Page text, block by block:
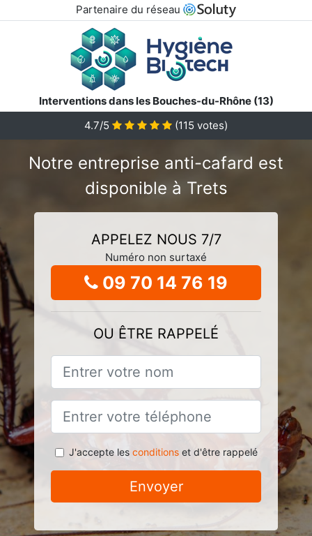
Partenaire du réseau
Interventions dans les Bouches-du-Rhône (13)
4.7/5
(115 votes)
Notre entreprise anti-cafard est
disponible à Trets
APPELEZ NOUS 7/7
Numéro non surtaxé
09 70 14 76 19
OU ÊTRE RAPPELÉ
J'accepte les conditionset d'être rappelé
Envoyer